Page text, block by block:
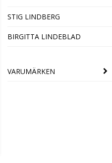
STIG LINDBERG
BIRGITTA LINDEBLAD
VARUMÄRKEN